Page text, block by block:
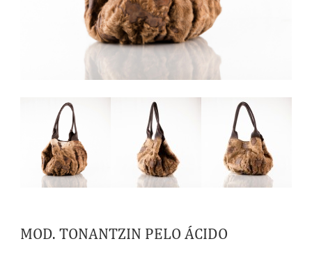
MOD. TONANTZIN PELO ÁCIDO